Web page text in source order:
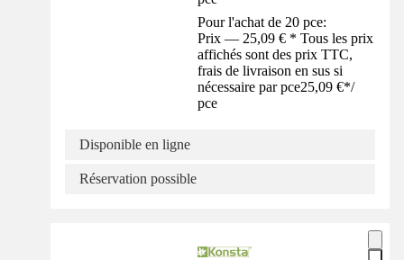
Pour l'achat de 20 pce:
Prix — 25,09 € * Tous les prix
affichés sont des prix TTC,
frais de livraison en sus si
nécessaire par pce25,09 €*/
pce
Disponible en ligne
Réservation possible